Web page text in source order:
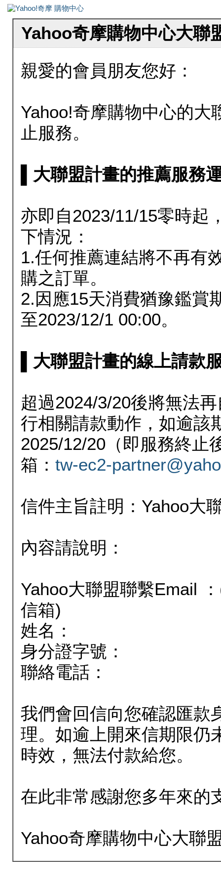
Yahoo奇摩購物中心大聯
親愛的會員朋友您好：
Yahoo!奇摩購物中心的大
止服務。
▌大聯盟計畫的推薦服務
亦即自2023/11/15零時起
下情況：
1.任何推薦連結將不再有
購之訂單。
2.因應15天消費猶豫鑑賞
至2023/12/1 00:00。
▌大聯盟計畫的線上請款
超過2024/3/20後將無法
行相關請款動作，如逾該
2025/12/20（即服務終止
箱： tw-ec2-
信件主旨註明：Yahoo大
內容請說明：
Yahoo大聯盟聯繫Email
信箱)
姓名：
身分證字號：
聯絡電話：
我們會回信向您確認匯款
理。如逾上開來信期限仍
時效，無法付款給您。
在此非常感謝您多年來的
Yahoo奇摩購物中心大